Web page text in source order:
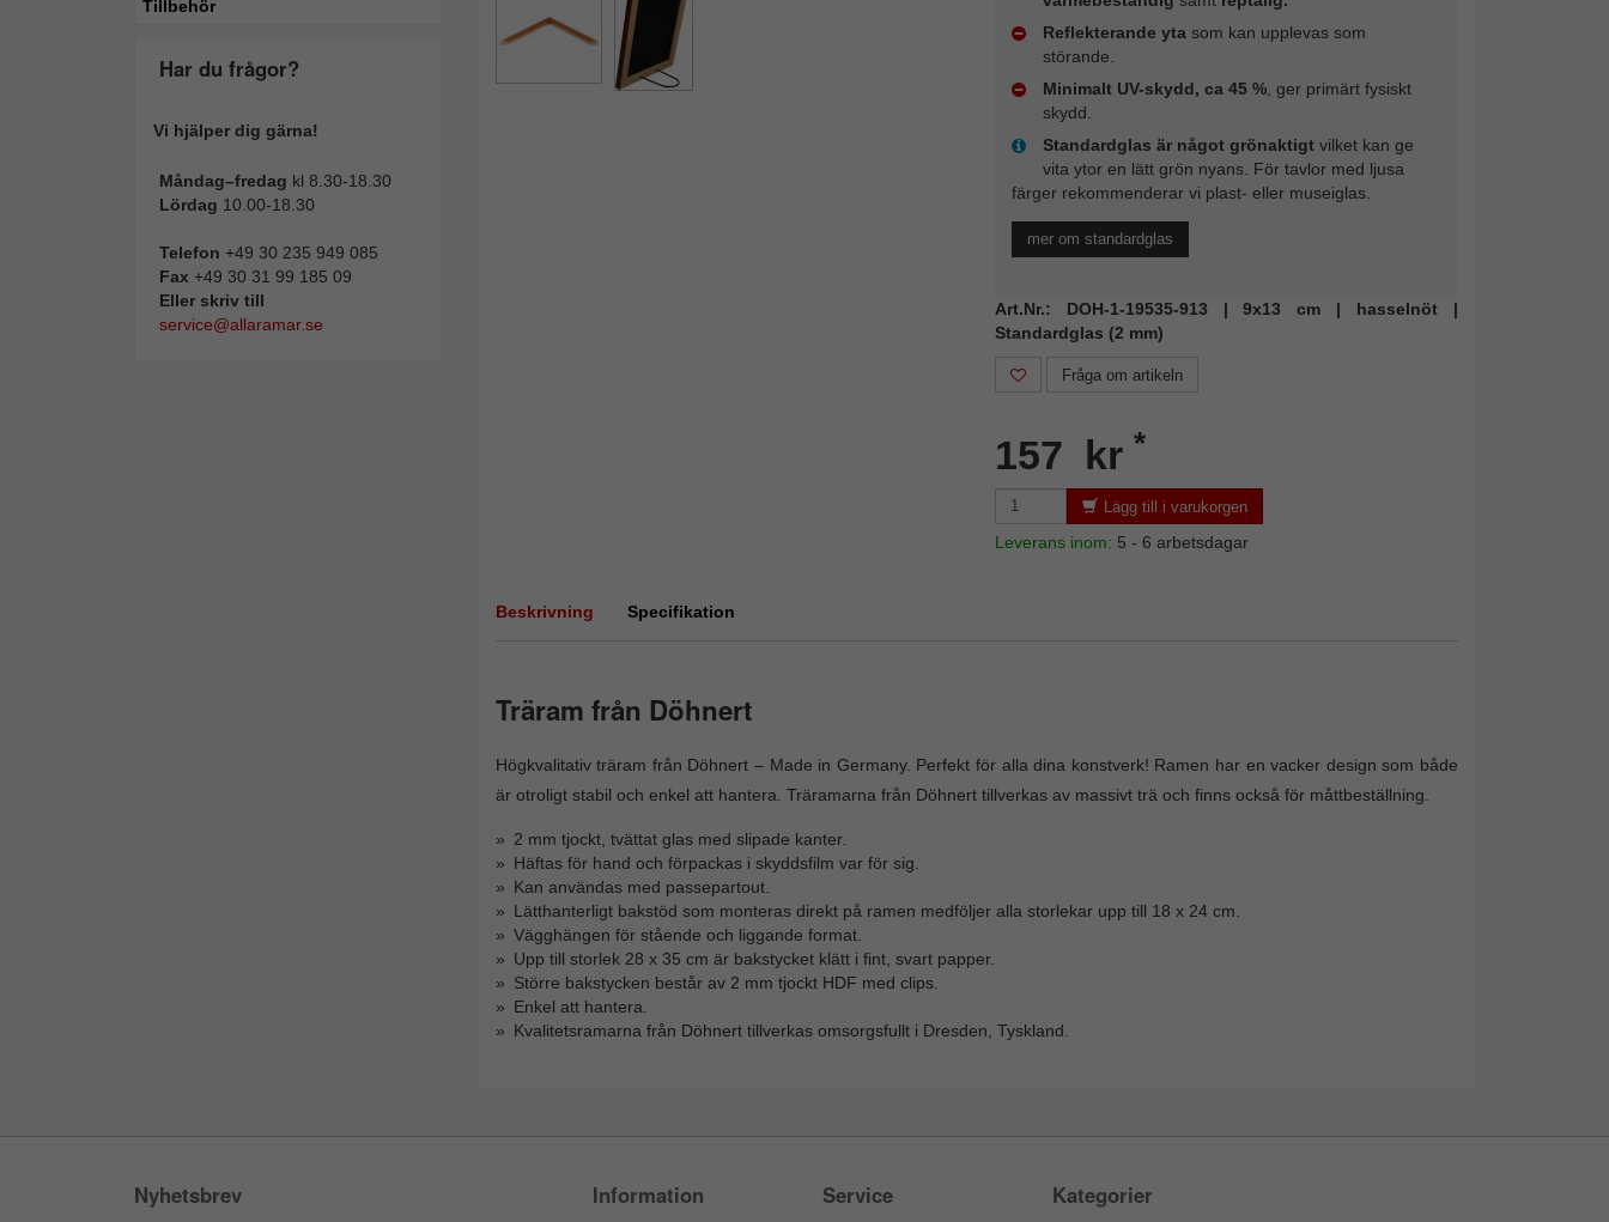
Tillbehör
Har du frågor?
Vi hjälper dig gärna!
Måndag–fredag kl 8.30-18.30
Lördag 10.00-18.30
Telefon +49 30 235 949 085
Fax +49 30 31 99 185 09
Eller skriv till
service@allaramar.se
Reflekterande yta som kan upplevas som
störande.
Minimalt UV-skydd, ca 45 %, ger primärt fysiskt
skydd.
Standardglas är något grönaktigtvilket kan ge
vita ytor en lätt grön nyans. För tavlor med ljusa
färger rekommenderar vi plast- eller museiglas.
mer om standardglas
Art.Nr.: DOH-1-19535-913 | 9x13 cm | hasselnöt |
Standardglas (2 mm)
Fråga om artikeln
157 kr *
Lägg till i varukorgen
Leverans inom: 5 - 6 arbetsdagar
Beskrivning Specifikation
Träram från Döhnert
Högkvalitativ träram från Döhnert – Made in Germany. Perfekt för alla dina konstverk! Ramen har en vacker design som både
är otroligt stabil och enkel att hantera. Träramarna från Döhnert tillverkas av massivt trä och finns också för måttbeställning.
2 mm tjockt, tvättat glas med slipade kanter.
Häftas för hand och förpackas i skyddsfilm var för sig.
Kan användas med passepartout.
Lätthanterligt bakstöd som monteras direkt på ramen medföljer alla storlekar upp till 18 x 24 cm.
Vägghängen för stående och liggande format.
Upp till storlek 28 x 35 cm är bakstycket klätt i fint, svart papper.
Större bakstycken består av 2 mm tjockt HDF med clips.
Enkel att hantera.
Kvalitetsramarna från Döhnert tillverkas omsorgsfullt i Dresden, Tyskland.
Nyhetsbrev Information Service Kategorier